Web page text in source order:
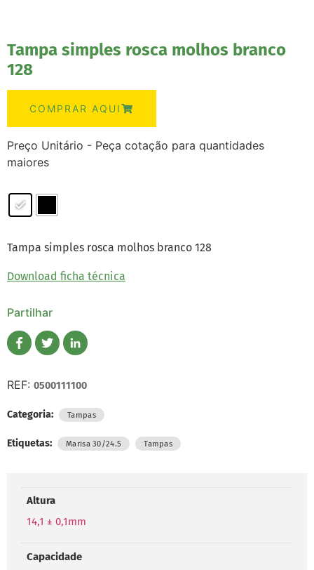
Tampa simples rosca molhos branco
128
COMPRAR AQUI
Preço Unitário - Peça cotação para quantidades
maiores
Tampa simples rosca molhos branco 128
Download ficha técnica
Partilhar
REF: 0500111100
Categoria: Tampas
Etiquetas: Marisa 30/24.5 Tampas
Altura
14,1 ± 0,1mm
Capacidade